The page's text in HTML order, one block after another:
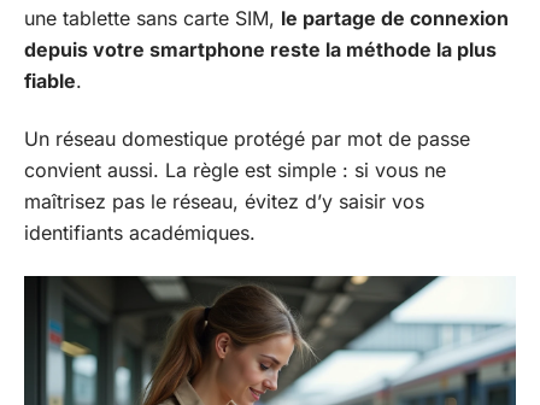
une tablette sans carte SIM, le partage de connexion
depuis votre smartphone reste la méthode la plus
fiable.
Un réseau domestique protégé par mot de passe
convient aussi. La règle est simple : si vous ne
maîtrisez pas le réseau, évitez d’y saisir vos
identifiants académiques.